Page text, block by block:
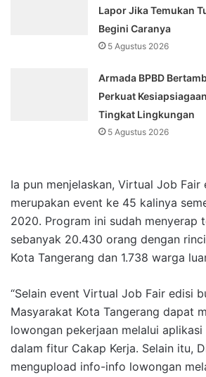
Lapor Jika Temukan
Begini Caranya
5 Agustus 2026
Armada BPBD
Perkuat
Tingkat Lingkungan
5 Agustus 2026
Ia pun menjelaskan, Virtual Job Fair
merupakan event ke 45 kalinya
2020. Program ini sudah menyerap
sebanyak 20.430 orang dengan
Kota Tangerang dan 1.738 warga
“Selain event Virtual Job Fair edisi
Masyarakat Kota Tangerang dapat
lowongan pekerjaan melalui aplikasi
dalam fitur Cakap Kerja. Selain itu,
mengupload info-info lowongan